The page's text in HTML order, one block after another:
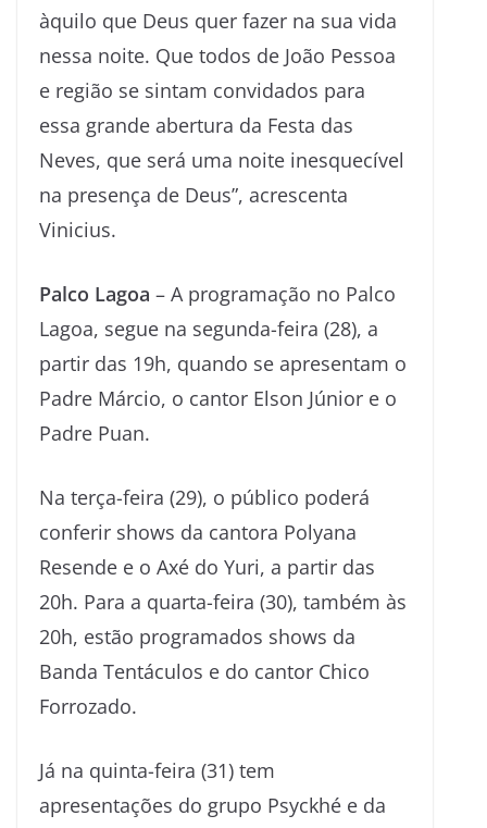
àquilo que Deus quer fazer na sua vida
nessa noite. Que todos de João Pessoa
e região se sintam convidados para
essa grande abertura da Festa das
Neves, que será uma noite inesquecível
na presença de Deus”, acrescenta
Vinicius.
Palco Lagoa – A programação no Palco
Lagoa, segue na segunda-feira (28), a
partir das 19h, quando se apresentam o
Padre Márcio, o cantor Elson Júnior e o
Padre Puan.
Na terça-feira (29), o público poderá
conferir shows da cantora Polyana
Resende e o Axé do Yuri, a partir das
20h. Para a quarta-feira (30), também às
20h, estão programados shows da
Banda Tentáculos e do cantor Chico
Forrozado.
Já na quinta-feira (31) tem
apresentações do grupo Psyckhé e da